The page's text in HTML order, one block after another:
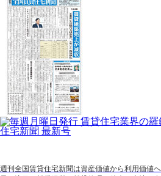
週刊全国賃貸住宅新聞は資産価値から利用価値